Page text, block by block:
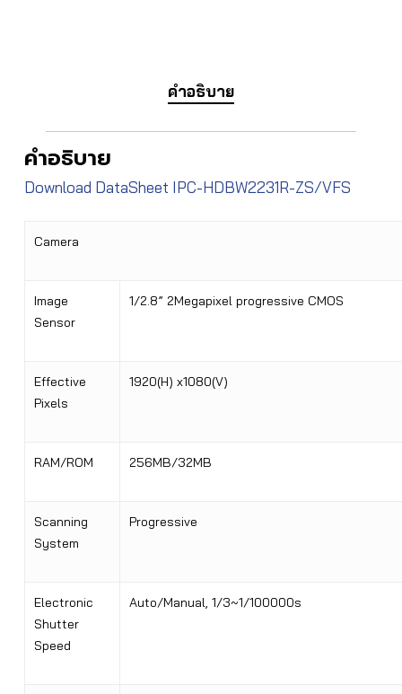
คำอธิบาย
คำอธิบาย
Download DataSheet IPC-HDBW2231R-ZS/VFS
Camera
Image
Sensor
1/2.8” 2Megapixel progressive CMOS
Effective
Pixels
1920(H) x1080(V)
RAM/ROM 256MB/32MB
Scanning
System
Progressive
Electronic
Shutter
Speed
Auto/Manual, 1/3~1/100000s